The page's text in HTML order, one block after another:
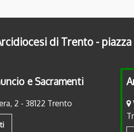
di Trento - piazza
e Sacramenti
2 - 38122 Trento